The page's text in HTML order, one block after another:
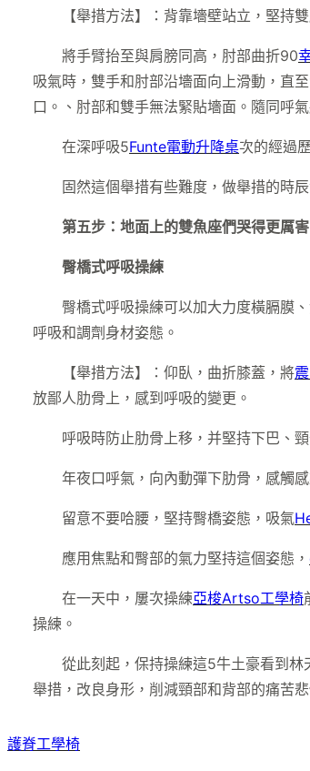
【舉措方法】：背靠墻壁站立，堅持
將手臂抬至與肩膀同高，肘部曲折90
吸氣時，雙手和肘部沿墻面向上滑動，直
口。、肘部和雙手無法緊貼墻面。隨同呼
在深呼吸5Funte電動升降桌次的經過
固然這個舉措有些難度，做舉措的時
第五步：地面上的雙魚座們哭得更厲
臀橋式呼吸操練
臀橋式呼吸操練可以加大力度橫膈膜
呼吸和調劑身材姿態。
【舉措方法】：仰臥，曲折膝蓋，將
放鄙人肋骨上，感到呼吸的變更。
呼吸時防止肋骨上移，并堅持下巴、
年夜口呼氣，向內動彈下肋骨，感觸
留意不要哈腰，堅持臀橋姿態，吸氣
應用焦點和臀部的氣力堅持這個姿態，
在一天中，屢次操練亞梭Artso工學椅
操練。
從此刻起，保持操練這5牛土豪看到
舉措，改良身形，削減頸部和背部的痛苦
護脊工學椅